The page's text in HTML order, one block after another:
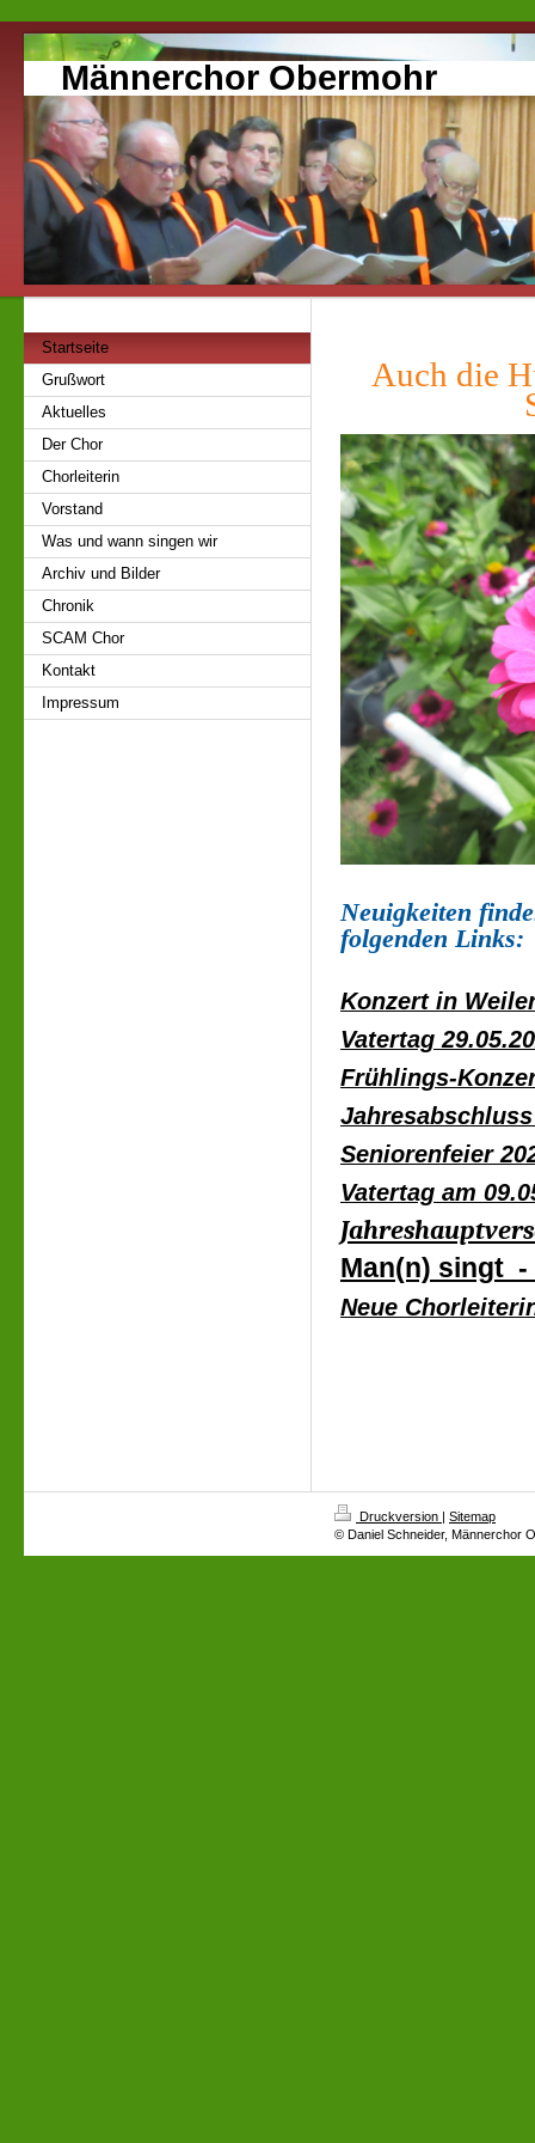
Männerchor Obermohr
Startseite
Grußwort
Aktuelles
Der Chor
Chorleiterin
Vorstand
Was und wann singen wir
Archiv und Bilder
Chronik
SCAM Chor
Kontakt
Impressum
Auch die
Neuigkeiten
folgenden Links:
Konzert in
Vatertag
Frühlings-
Jahresabschluss
Seniorenfeier
Vatertag am
Man(n) singt
Neue
Druckversion
Sitemap
© Daniel Schneider, Männerchor